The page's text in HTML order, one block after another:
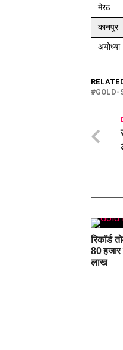
मेरठ
कानपुर
अयोध्या
GOLD-
रिकॉर्ड
80 हजार
लाख